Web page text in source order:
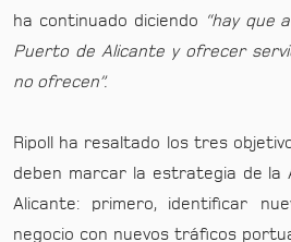
ha continuado diciendo
“hay que
Puerto de Alicante y ofrecer
no ofrecen”.
Ripoll ha resaltado los tres
deben marcar la estrategia de la
Alicante: primero, identificar
negocio con nuevos tráficos